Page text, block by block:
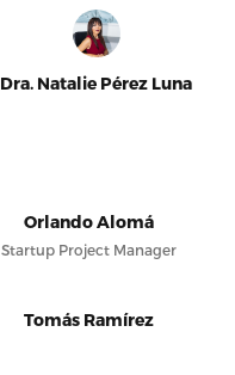
Dra. Natalie Pérez Luna
Orlando Alomá
Startup Project Manager
Tomás Ramírez